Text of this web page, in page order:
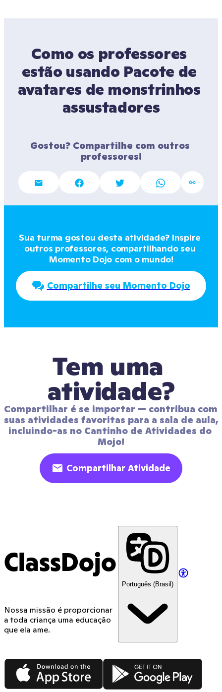
Como os professores
estão usando Pacote de
avatares de monstrinhos
assustadores
Gostou? Compartilhe com outros
professores!
Sua turma gostou desta atividade? Inspire
outros professores, compartilhando seu
Momento Dojo com o mundo!
Compartilhe seu Momento Dojo
Tem uma
atividade?
Compartilhar é se importar — contribua com
suas atividades favoritas para a sala de aula,
incluindo-as no Cantinho de Atividades do
Mojo!
Compartilhar Atividade
ClassDojo
Nossa missão é proporcionar
a toda criança uma educação
que ela ame.
Português (Brasil)
App Store Google Play